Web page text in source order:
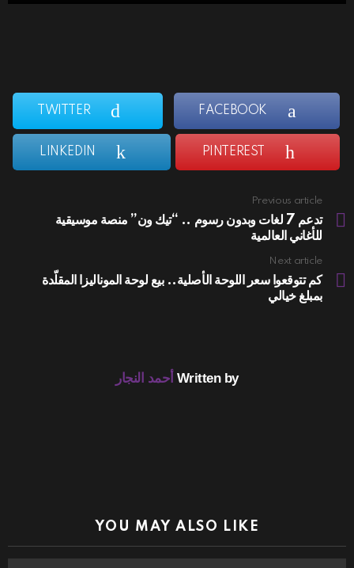
FACEBOOK
TWITTER
PINTEREST
LINKEDIN
more
Previous article
تدعم 7 لغات وبدون رسوم .. “تيك ون” منصة موسيقية
للأغاني العالمية
Next article
كم تتوقعوا سعر اللوحة الأصلية.. بيع لوحة الموناليزا المقلّدة
بمبلغ خيالي
Written by أحمد النجار
YOU MAY ALSO LIKE